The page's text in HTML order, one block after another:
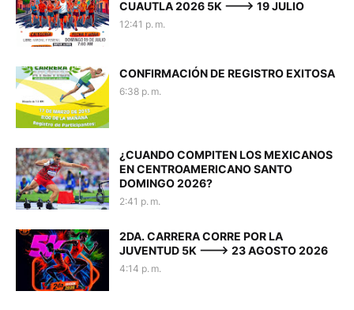
CUAUTLA 2026 5K ---> 19 JULIO
12:41 p. m.
CONFIRMACIÓN DE REGISTRO EXITOSA
6:38 p. m.
¿CUANDO COMPITEN LOS MEXICANOS
EN CENTROAMERICANO SANTO
DOMINGO 2026?
2:41 p. m.
2DA. CARRERA CORRE POR LA
JUVENTUD 5K ---> 23 AGOSTO 2026
4:14 p. m.